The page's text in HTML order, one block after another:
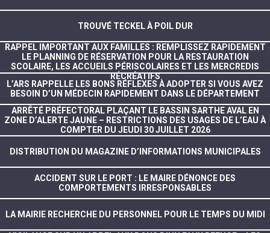
TROUVÉ TECKEL À POIL DUR
RAPPEL IMPORTANT AUX FAMILLES : REMPLISSEZ RAPIDEMENT
LE PLANNING DE RÉSERVATION POUR LA RESTAURATION
SCOLAIRE, LES ACCUEILS PÉRISCOLAIRES ET LES MERCREDIS
RÉCRÉATIFS
L’ARS RAPPELLE LES BONS RÉFLEXES À ADOPTER SI VOUS AVEZ
BESOIN D’UN MÉDECIN RAPIDEMENT DANS LE DÉPARTEMENT
ARRÊTÉ PRÉFECTORAL PLAÇANT LE BASSIN SARTHE AVAL EN
ZONE D’ALERTE JAUNE – RESTRICTIONS DES USAGES DE L’EAU À
COMPTER DU JEUDI 30 JUILLET 2026
DISTRIBUTION DU MAGAZINE D’INFORMATIONS MUNICIPALES
ACCIDENT SUR LE PORT : LE MAIRE DÉNONCE DES
COMPORTEMENTS IRRESPONSABLES
LA MAIRIE RECHERCHE DU PERSONNEL POUR LE TEMPS DU MIDI